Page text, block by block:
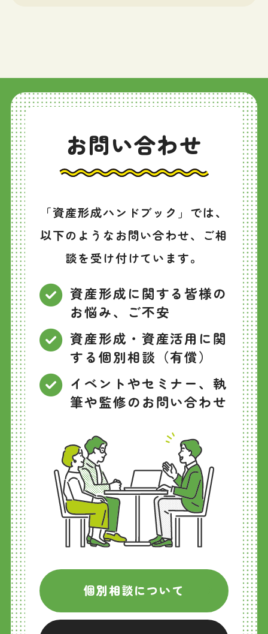
お問い合わせ
「資産形成ハンドブック」では、
以下のようなお問い合わせ、ご相
談を受け付けています。
資産形成に関する皆様の
お悩み、ご不安
資産形成・資産活用に関
する個別相談（有償）
イベントやセミナー、執
筆や監修のお問い合わせ
個別相談について